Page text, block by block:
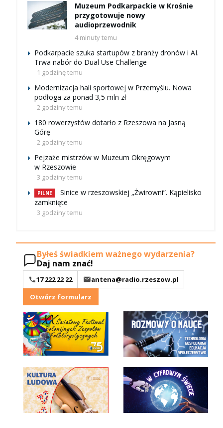
Muzeum Podkarpackie w Krośnie
przygotowuje nowy
audioprzewodnik
4 minuty temu
Podkarpacie szuka startupów z branży dronów i AI.
Trwa nabór do Dual Use Challenge
1 godzinę temu
Modernizacja hali sportowej w Przemyślu. Nowa
podłoga za ponad 3,5 mln zł
2 godziny temu
180 rowerzystów dotarło z Rzeszowa na Jasną
Górę
2 godziny temu
Pejzaże mistrzów w Muzeum Okręgowym
w Rzeszowie
3 godziny temu
PILNE
Sinice w rzeszowskiej „Żwirowni”. Kąpielisko
zamknięte
3 godziny temu
Byłeś świadkiem ważnego wydarzenia?
Daj nam znać!
17 222 22 22
antena@radio.rzeszow.pl
Otwórz formularz